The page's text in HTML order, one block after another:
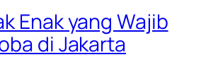
Enak yang Wajib
di Jakarta